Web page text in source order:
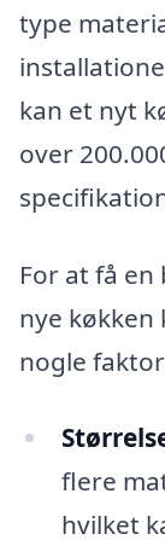
type
kan et nyt
over
For at få
nye køkken
nogle
flere
hvilket